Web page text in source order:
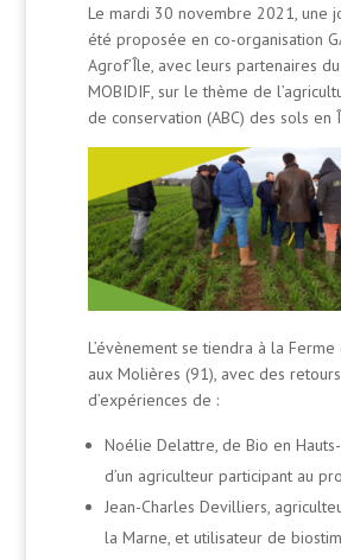
Le mardi 30 novembre 2021, une
été proposée en co-organisation
Agrof’Île, avec leurs partenaires
MOBIDIF, sur le thème de
de conservation (ABC) des sols en
L’évènement se tiendra à la Ferme
aux Molières (91), avec des retours
d’expériences de :
Noélie Delattre, de Bio en
d’un agriculteur participant au
Jean-Charles Devilliers,
la Marne, et utilisateur de